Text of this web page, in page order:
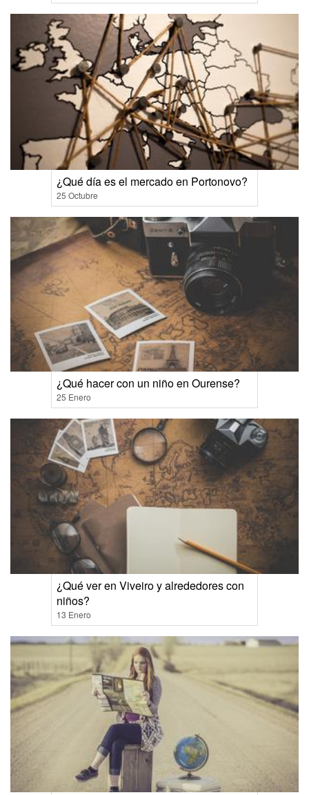
¿Qué día es el mercado en Portonovo?
25 Octubre
¿Qué hacer con un niño en Ourense?
25 Enero
¿Qué ver en Viveiro y alrededores con
niños?
13 Enero